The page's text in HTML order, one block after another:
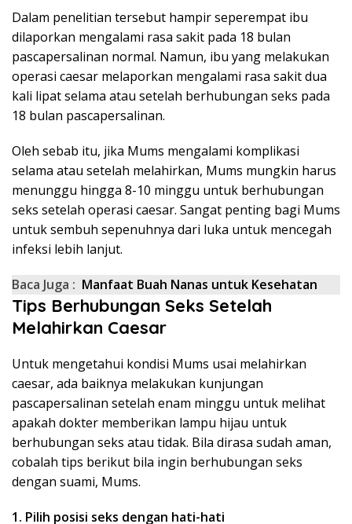
Dalam penelitian tersebut hampir seperempat ibu
dilaporkan mengalami rasa sakit pada 18 bulan
pascapersalinan normal. Namun, ibu yang melakukan
operasi caesar melaporkan mengalami rasa sakit dua
kali lipat selama atau setelah berhubungan seks pada
18 bulan pascapersalinan.
Oleh sebab itu, jika Mums mengalami komplikasi
selama atau setelah melahirkan, Mums mungkin harus
menunggu hingga 8-10 minggu untuk berhubungan
seks setelah operasi caesar. Sangat penting bagi Mums
untuk sembuh sepenuhnya dari luka untuk mencegah
infeksi lebih lanjut.
Baca Juga : Manfaat Buah Nanas untuk Kesehatan
Tips Berhubungan Seks Setelah
Melahirkan Caesar
Untuk mengetahui kondisi Mums usai melahirkan
caesar, ada baiknya melakukan kunjungan
pascapersalinan setelah enam minggu untuk melihat
apakah dokter memberikan lampu hijau untuk
berhubungan seks atau tidak. Bila dirasa sudah aman,
cobalah tips berikut bila ingin berhubungan seks
dengan suami, Mums.
1. Pilih posisi seks dengan hati-hati